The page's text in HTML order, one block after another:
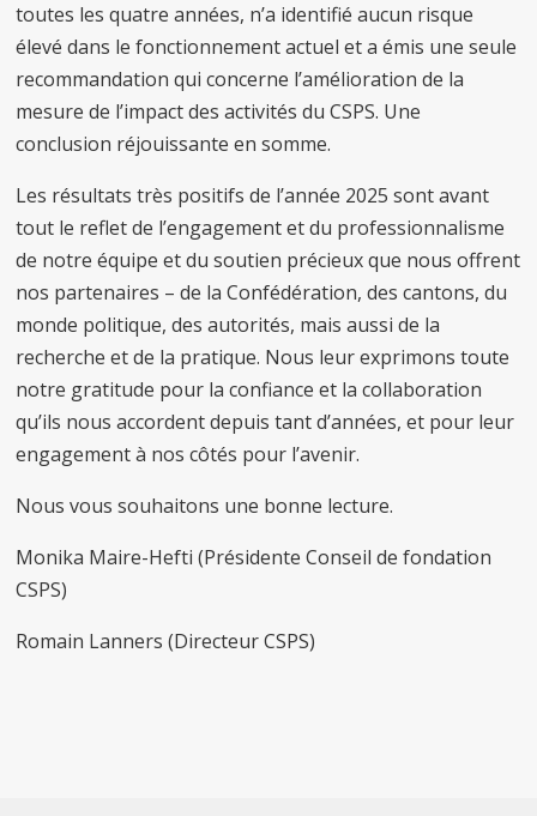
toutes les quatre années, n’a identifié aucun risque
élevé dans le fonctionnement actuel et a émis une seule
recommandation qui concerne l’amélioration de la
mesure de l’impact des activités du CSPS. Une
conclusion réjouissante en somme.
Les résultats très positifs de l’année 2025 sont avant
tout le reflet de l’engagement et du professionnalisme
de notre équipe et du soutien précieux que nous offrent
nos partenaires – de la Confédération, des cantons, du
monde politique, des autorités, mais aussi de la
recherche et de la pratique. Nous leur exprimons toute
notre gratitude pour la confiance et la collaboration
qu’ils nous accordent depuis tant d’années, et pour leur
engagement à nos côtés pour l’avenir.
Nous vous souhaitons une bonne lecture.
Monika Maire-Hefti (Présidente Conseil de fondation
CSPS)
Romain Lanners (Directeur CSPS)